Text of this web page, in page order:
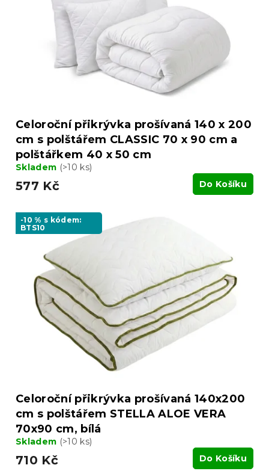
Celoroční přikrývka prošívaná 140 x 200
cm s polštářem CLASSIC 70 x 90 cm a
polštářkem 40 x 50 cm
Skladem (>10 ks)
577 Kč Do Košíku
-10 % s kódem:
BTS10
Celoroční přikrývka prošívaná 140x200
cm s polštářem STELLA ALOE VERA
70x90 cm, bílá
Skladem (>10 ks)
710 Kč Do Košíku